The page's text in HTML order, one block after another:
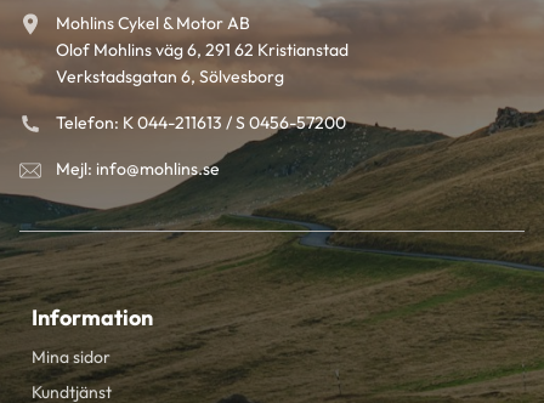
Mohlins Cykel & Motor AB
Olof Mohlins väg 6, 291 62 Kristianstad
Verkstadsgatan 6, Sölvesborg
Telefon: K 044-211613 / S 0456-57200
Mejl: info@mohlins.se
Information
Mina sidor
Kundtjänst